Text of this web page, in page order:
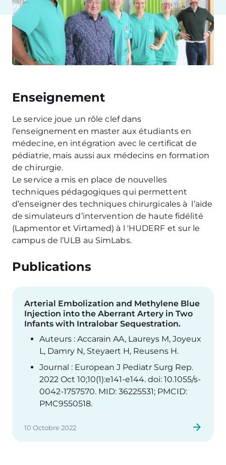
Enseignement
Le service joue un rôle clef dans
l’enseignement en master aux étudiants en
médecine, en intégration avec le certificat de
pédiatrie, mais aussi aux médecins en formation
de chirurgie.
Le service a mis en place de nouvelles
techniques pédagogiques qui permettent
d’enseigner des techniques chirurgicales à l’aide
de simulateurs d’intervention de haute fidélité
(Lapmentor et Virtamed) à l 'HUDERF et sur le
campus de l’ULB au SimLabs.
Publications
Arterial Embolization and Methylene Blue
Injection into the Aberrant Artery in Two
Infants with Intralobar Sequestration.
Auteurs : Accarain AA, Laureys M, Joyeux
L, Damry N, Steyaert H, Reusens H.
Journal : European J Pediatr Surg Rep.
2022 Oct 10;10(1):e141-e144. doi: 10.1055/s-
0042-1757570. MID: 36225531; PMCID:
PMC9550518.
10 Octobre 2022